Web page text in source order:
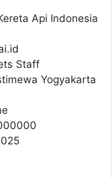
Api Indonesia
Staff
Yogyakarta